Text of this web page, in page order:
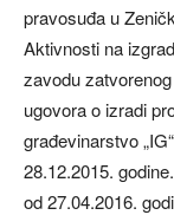
pravosuđa u
Aktivnosti na
zavodu
ugovora o izradi
građevinarstvo
28.12.2015.
od 27.04.2016.